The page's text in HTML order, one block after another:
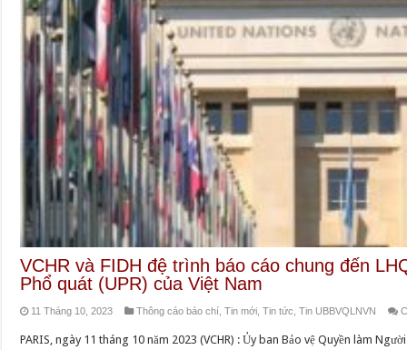
VCHR và FIDH đệ trình báo cáo chung đến
Phổ quát (UPR) của Việt Nam
11 Tháng 10, 2023 Thông cáo báo chí ,Tin mới ,Tin tức ,Tin UBBVQLNVN
PARIS, ngày 11 tháng 10 năm 2023 (VCHR) : Ủy ban Bảo vệ Quyền làm